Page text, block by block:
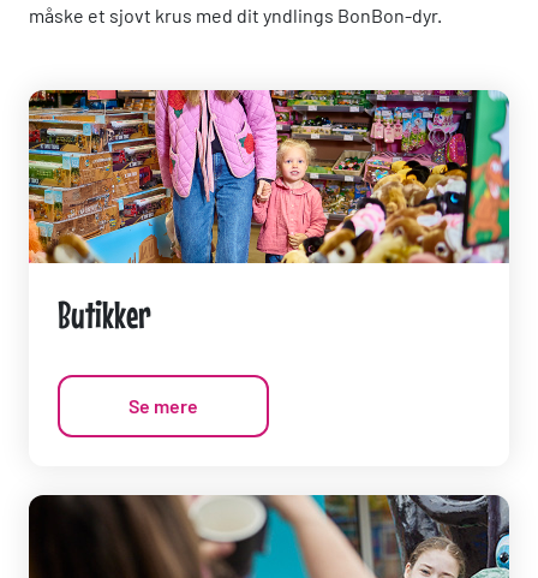
måske et sjovt krus med dit yndlings BonBon-dyr.
Butikker
Se mere